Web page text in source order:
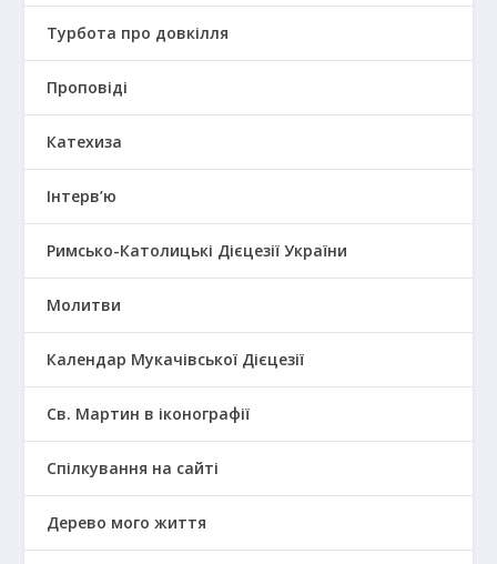
Турбота про довкілля
Проповіді
Катехиза
Інтерв’ю
Римсько-Католицькі Дієцезії України
Молитви
Календар Мукачівської Дієцезії
Св. Мартин в іконографії
Спілкування на сайті
Дерево мого життя